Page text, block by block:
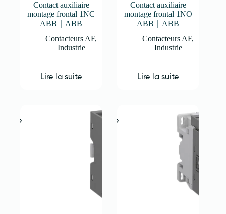
Contact auxiliaire
montage frontal 1NC
ABB｜ABB
Contacteurs AF,
Industrie
Lire la suite
Contact auxiliaire
montage frontal 1NO
ABB｜ABB
Contacteurs AF,
Industrie
Lire la suite